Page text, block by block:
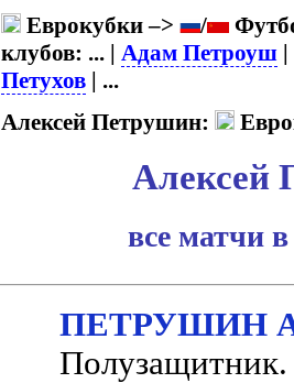
Еврокубки –> /
клубов: ... | Адам Петроуш
Петухов | ...
Алексей Петрушин:
Алексей
все матчи
ПЕТРУШИН
Полузащитник.